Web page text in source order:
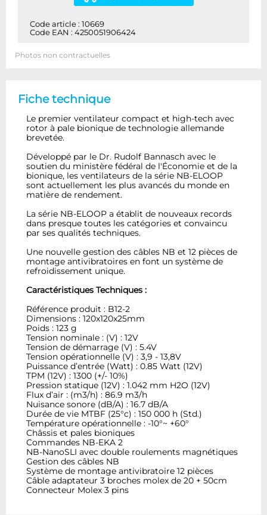
Code article : 10669
Code EAN : 4250051906424
Photos non contractuelles
Fiche technique
Le premier ventilateur compact et high-tech avec
rotor à pale bionique de technologie allemande
brevetée.
Développé par le Dr. Rudolf Bannasch avec le
soutien du ministère fédéral de l'Économie et de la
bionique, les ventilateurs de la série NB-ELOOP
sont actuellement les plus avancés du monde en
matière de rendement.
La série NB-ELOOP a établit de nouveaux records
dans presque toutes les catégories et convaincu
par ses qualités techniques.
Une nouvelle gestion des câbles NB et 12 pièces de
montage antivibratoires en font un système de
refroidissement unique.
Caractéristiques Techniques :
Référence produit : B12-2
Dimensions : 120x120x25mm
Poids : 123 g
Tension nominale : (V) : 12V
Tension de démarrage (V) : 5.4V
Tension opérationnelle (V) : 3,9 - 13,8V
Puissance d’entrée (Watt) : 0.85 Watt (12V)
TPM (12V) : 1300 (+/- 10%)
Pression statique (12V) : 1.042 mm H2O (12V)
Flux d’air : (m3/h) : 86.9 m3/h
Nuisance sonore (dB/A) : 16.7 dB/A
Durée de vie MTBF (25°c) : 150 000 h (Std.)
Température opérationnelle : -10°~ +60°
Châssis et pales bioniques
Commandes NB-EKA 2
NB-NanoSLI avec double roulements magnétiques
Gestion des câbles NB
Système de montage antivibratoire 12 pièces
Câble adaptateur 3 broches molex de 20 + 50cm
Connecteur Molex 3 pins